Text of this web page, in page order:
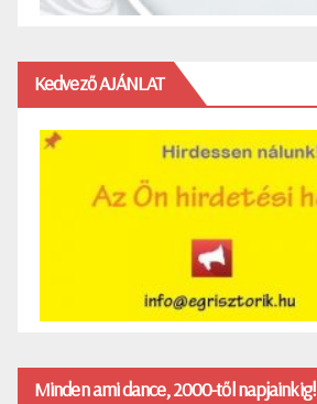
Kedvező AJÁNLAT
Minden ami dance, 2000-től napjainkig!